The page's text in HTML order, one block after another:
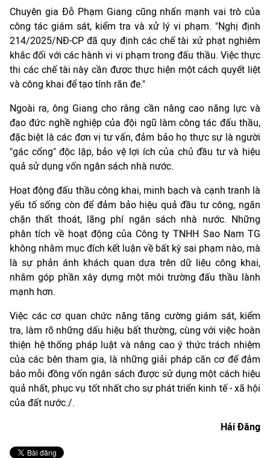
Chuyên gia Đỗ Phạm Giang cũng nhấn mạnh vai trò của
công tác giám sát, kiểm tra và xử lý vi phạm. "Nghị định
214/2025/NĐ-CP đã quy định các chế tài xử phạt nghiêm
khắc đối với các hành vi vi phạm trong đấu thầu. Việc thực
thi các chế tài này cần được thực hiện một cách quyết liệt
và công khai để tạo tính răn đe."
Ngoài ra, ông Giang cho rằng cần nâng cao năng lực và
đạo đức nghề nghiệp của đội ngũ làm công tác đấu thầu,
đặc biệt là các đơn vị tư vấn, đảm bảo họ thực sự là người
"gác cổng" độc lập, bảo vệ lợi ích của chủ đầu tư và hiệu
quả sử dụng vốn ngân sách nhà nước.
Hoạt động đấu thầu công khai, minh bạch và cạnh tranh là
yếu tố sống còn để đảm bảo hiệu quả đầu tư công, ngăn
chặn thất thoát, lãng phí ngân sách nhà nước. Những
phân tích về hoạt động của Công ty TNHH Sao Nam TG
không nhằm mục đích kết luận về bất kỳ sai phạm nào, mà
là sự phản ánh khách quan dựa trên dữ liệu công khai,
nhằm góp phần xây dựng một môi trường đấu thầu lành
mạnh hơn.
Việc các cơ quan chức năng tăng cường giám sát, kiểm
tra, làm rõ những dấu hiệu bất thường, cùng với việc hoàn
thiện hệ thống pháp luật và nâng cao ý thức trách nhiệm
của các bên tham gia, là những giải pháp căn cơ để đảm
bảo mỗi đồng vốn ngân sách được sử dụng một cách hiệu
quả nhất, phục vụ tốt nhất cho sự phát triển kinh tế - xã hội
của đất nước./.
Hải Đăng